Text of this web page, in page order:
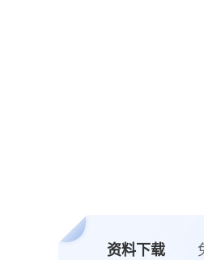
资料下载